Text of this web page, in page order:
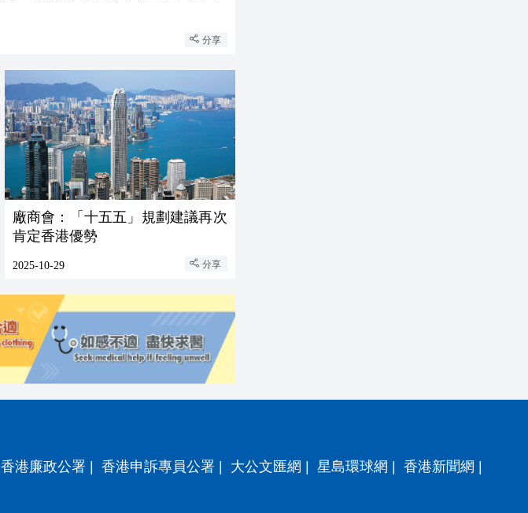
分享
廠商會：「十五五」規劃建議再次
肯定香港優勢
2025-10-29 分享
香港廉政公署 香港申訴專員公署 大公文匯網 星島環球網 香港新聞網